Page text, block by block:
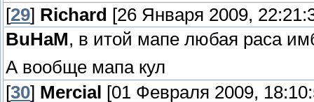
[29] Richаrd [26 Января 2009,
BuHaM, в итой мапе любая раса
А вообще мапа кул
[30] Mercial
[01 Февраля 2009,